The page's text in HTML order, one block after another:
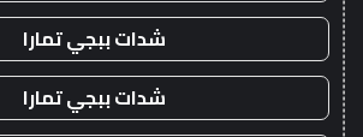
شدات ببجي تمارا
شدات ببجي تمارا